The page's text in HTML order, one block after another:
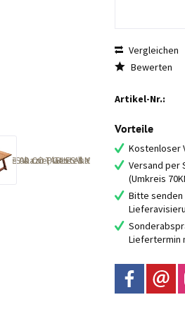
Vergleichen
Bewerten
Artikel-Nr.:
Vorteile
Kostenloser
Versand per
(Umkreis
Bitte senden
Liefertermin